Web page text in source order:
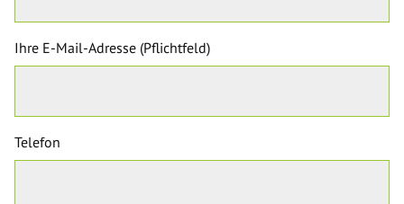
Ihre E-Mail-Adresse (Pflichtfeld)
Telefon